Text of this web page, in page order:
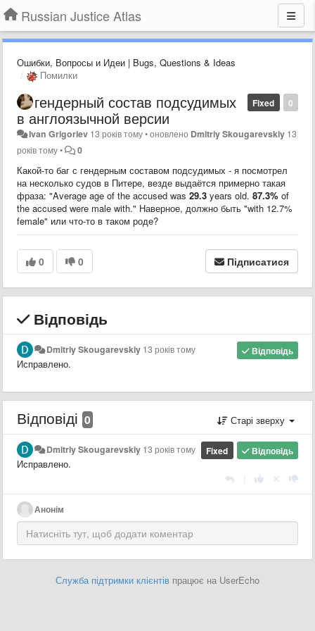
Russian Justice Atlas
Ошибки, Вопросы и Идеи | Bugs, Questions & Ideas
Помилки
0
Fixed
гендерный состав подсудимых
в англоязычной версии
Ivan Grigoriev 13 років тому•оновлено Dmitriy Skougarevskiy 13
років тому• 0
Какой-то баг с гендерным составом подсудимых - я посмотрел
на несколько судов в Питере, везде выдаётся примерно такая
фраза: "Average age of the accused was 29.3 years old. 87.3% of
the accused were male with." Наверное, должно быть "with 12.7%
female" или что-то в таком роде?
0 0 Підписатися
Відповідь
Відповідь
Dmitriy Skougarevskiy 13 років тому
Исправлено.
Відповіді 0 Старі зверху
Відповідь
Fixed
Dmitriy Skougarevskiy 13 років тому
Исправлено.
Анонім
Служба підтримки клієнтів працює на UserEcho